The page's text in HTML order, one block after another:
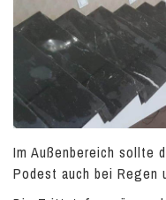
Im Außenbereich sollte
Podest auch bei Regen